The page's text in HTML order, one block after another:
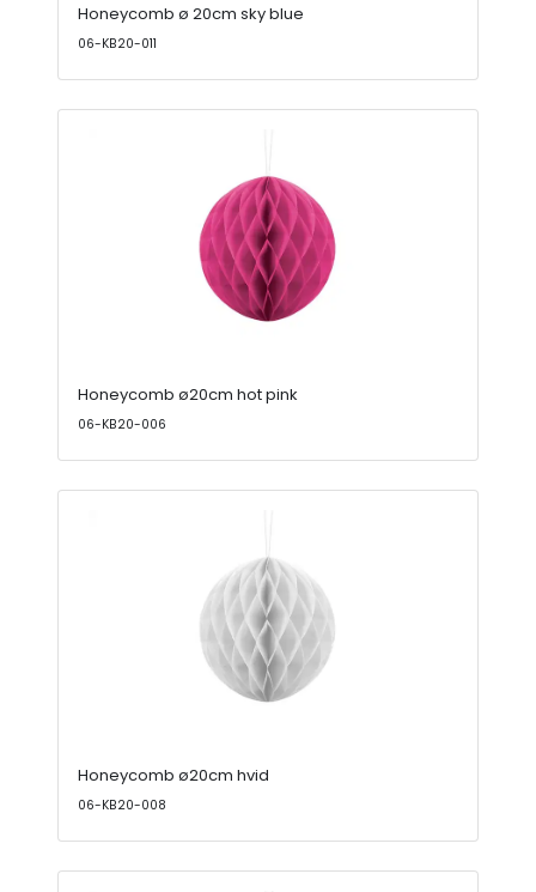
Honeycomb ø 20cm sky blue
06-KB20-011
Honeycomb ø20cm hot pink
06-KB20-006
Honeycomb ø20cm hvid
06-KB20-008